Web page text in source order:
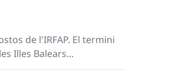
de l'IRFAP. El termini
Illes Balears...